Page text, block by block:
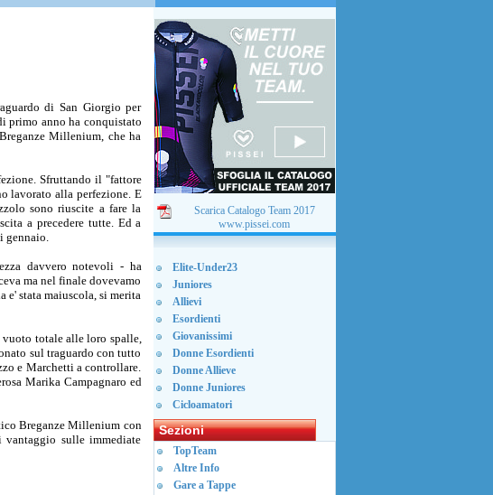
di San Giorgio per
primo anno ha conquistato
Millenium, che ha
Sfruttando il "fattore
lavorato alla perfezione. E
sono riuscite a fare la
a precedere tutte. Ed a
gennaio.
davvero notevoli - ha
ma nel finale dovevamo
e' stata maiuscola, si merita
totale alle loro spalle,
sul traguardo con tutto
e Marchetti a controllare.
Marika Campagnaro ed
Breganze Millenium con
sulle immediate
Scarica Catalogo Team 2017
www.pissei.com
Elite-Under23
Juniores
Allievi
Esordienti
Giovanissimi
Donne Esordienti
Donne Allieve
Donne Juniores
Cicloamatori
Sezioni
TopTeam
Altre Info
Gare a Tappe